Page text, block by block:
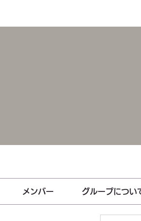
メンバー グループについ